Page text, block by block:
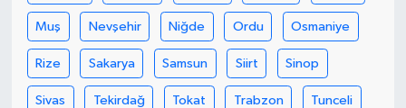
Muş Nevşehir Niğde Ordu Osmaniye
Rize Sakarya Samsun Siirt Sinop
Sivas Tekirdağ Tokat Trabzon Tunceli